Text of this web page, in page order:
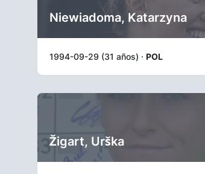
Niewiadoma, Katarzyna
1994-09-29 (31 años) · POL
Žigart, Urška